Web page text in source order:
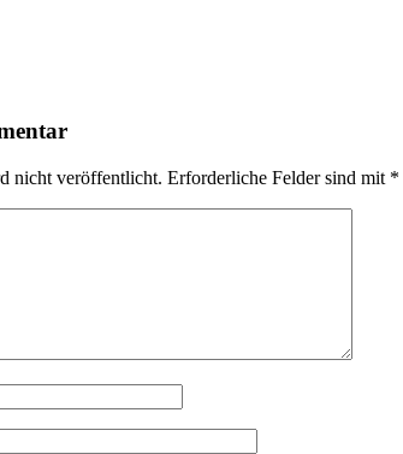
nicht veröffentlicht. Erforderliche Felder sind mit *